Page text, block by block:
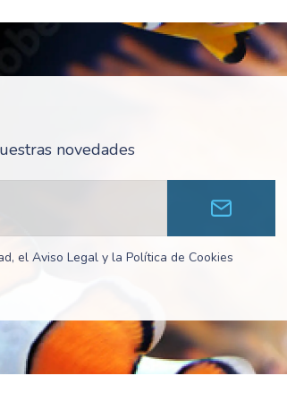
novedades
el Aviso Legal y la Política de Cookies